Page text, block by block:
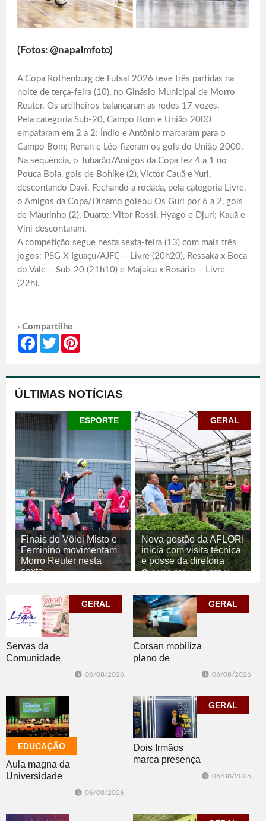
(Fotos: @napalmfoto)
A Copa Rothenburg de Futsal 2026 teve três partidas na
noite de terça-feira (10), no Ginásio Municipal de Morro
Reuter. Os artilheiros balançaram as redes 17 vezes.
Pela categoria Sub-20, Campo Bom e União 2000
empataram em 2 a 2: Índio e Antônio marcaram para o
Campo Bom; Renan e Léo fizeram os gols do União 2000.
Na sequência, o Tubarão/Amigos da Copa fez 4 a 1 no
Pouca Bola, gols de Bohlke (2), Victor Cauã e Yuri,
descontando Davi. Fechando a rodada, pela categoria Livre,
o Amigos da Copa/Dínamo goleou Os Guri por 6 a 2, gols
de Maurinho (2), Duarte, Vitor Rossi, Hyago e Djuri; Kauã e
Vini descontaram.
A competição segue nesta sexta-feira (13) com mais três
jogos: PSG X Iguaçu/AJFC – Livre (20h20), Ressaka x Boca
do Vale – Sub-20 (21h10) e Majaica x Rosário – Livre
(22h).
› Compartilhe
Facebook
Twitter
ÚLTIMAS NOTÍCIAS
ESPORTE
Finais do Vôlei Misto e
Feminino movimentam
Morro Reuter nesta
sexta
ESPORTE
GERAL
Nova gestão da AFLORI
inicia com visita técnica
e posse da diretoria
06/08/2026 GERAL
GERAL
Servas da
Comunidade
06/08/2026
GERAL
Corsan mobiliza
plano de
temporais no RS
06/08/2026
EDUCAÇÃO
Aula magna da
Universidade
06/08/2026
GERAL
Dois Irmãos
marca presença
06/08/2026